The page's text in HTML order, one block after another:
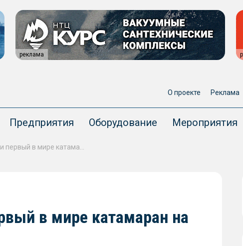
реклама
О проекте Реклама
Предприятия Оборудование Мероприятия
в мире катамаран на